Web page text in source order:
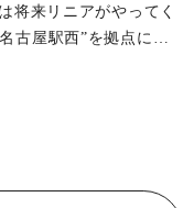
将来リニアがやってく
古屋駅西”を拠点に名
的なあれこれ…